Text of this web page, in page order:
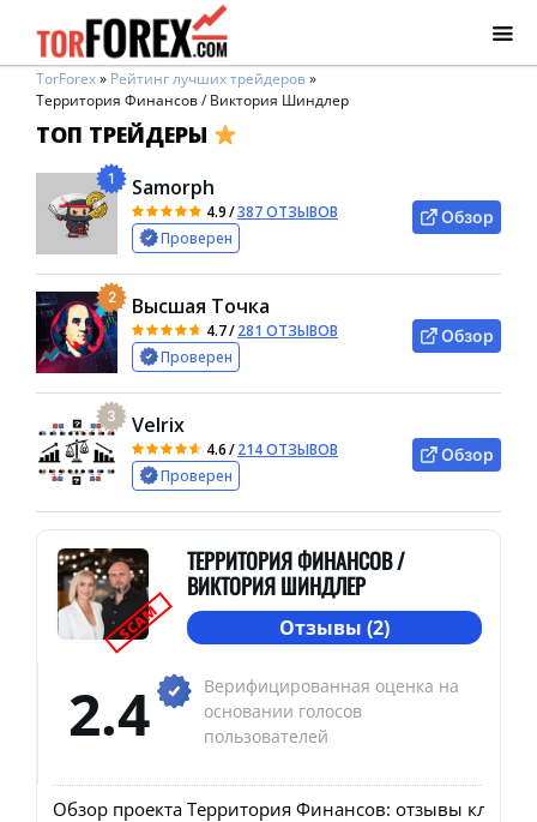
TorForex» Рейтинг лучших трейдеров»
Территория Финансов / Виктория Шиндлер
ТОП ТРЕЙДЕРЫ
1 Samorph
4.9/387 ОТЗЫВОВ
Проверен
Обзор
2 Высшая Точка
4.7/281 ОТЗЫВОВ
Проверен
Обзор
3 Velrix
4.6/214 ОТЗЫВОВ
Проверен
Обзор
SCAM
ТЕРРИТОРИЯ ФИНАНСОВ /
ВИКТОРИЯ ШИНДЛЕР
Отзывы (2)
2.4
Верифицированная оценка на
основании голосов
пользователей
Обзор проекта Территория Финансов: отзывы